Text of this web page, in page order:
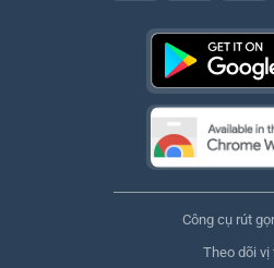
Công cụ rút
Theo dõi vị